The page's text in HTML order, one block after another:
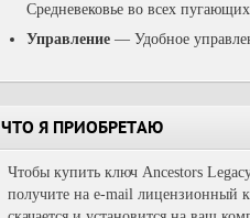
Средневековье во всех пугающих
Управление — Удобное
ЧТО Я ПРИОБРЕТАЮ
Чтобы купить ключ Ancestors
получите на e-mail лицензионный